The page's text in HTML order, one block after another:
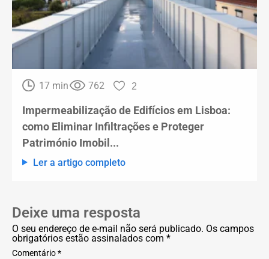
17 min 762 2
Impermeabilização de Edifícios em Lisboa:
como Eliminar Infiltrações e Proteger
Património Imobil...
Ler a artigo completo
Deixe uma resposta
O seu endereço de e-mail não será publicado. Os campos
obrigatórios estão assinalados com *
Comentário *